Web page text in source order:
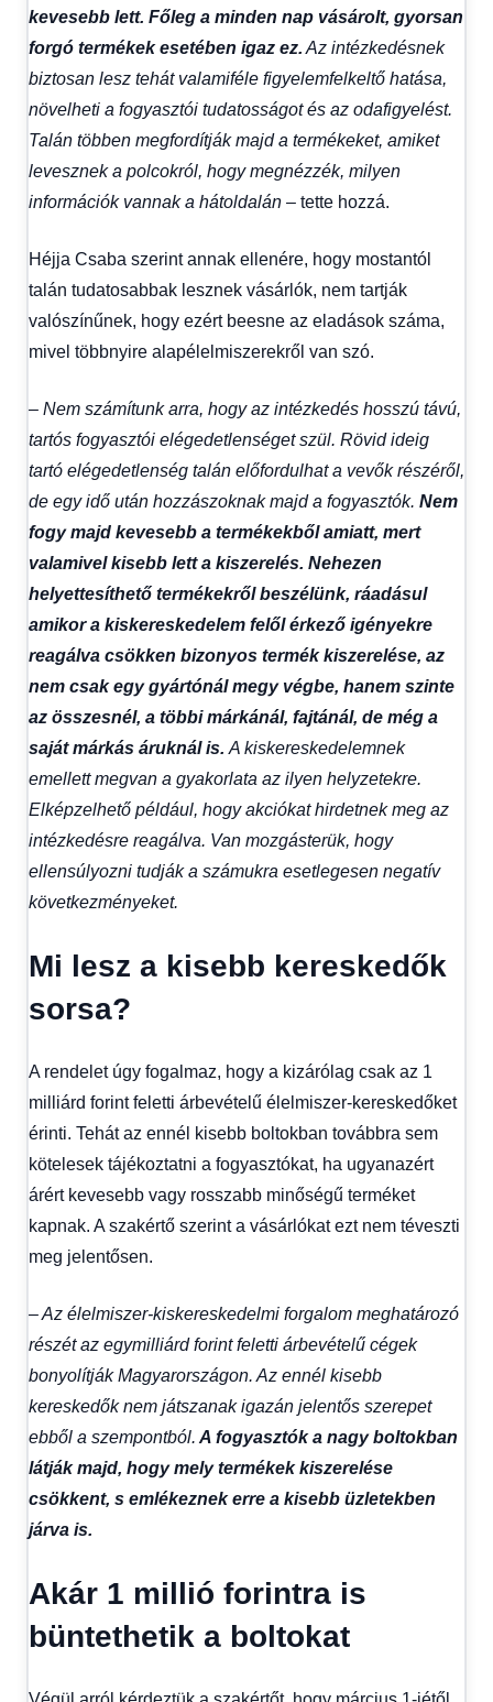
kevesebb lett. Főleg a minden nap vásárolt, gyorsan
forgó termékek esetében igaz ez. Az intézkedésnek
biztosan lesz tehát valamiféle figyelemfelkeltő hatása,
növelheti a fogyasztói tudatosságot és az odafigyelést.
Talán többen megfordítják majd a termékeket, amiket
levesznek a polcokról, hogy megnézzék, milyen
információk vannak a hátoldalán – tette hozzá.
Héjja Csaba szerint annak ellenére, hogy mostantól
talán tudatosabbak lesznek vásárlók, nem tartják
valószínűnek, hogy ezért beesne az eladások száma,
mivel többnyire alapélelmiszerekről van szó.
– Nem számítunk arra, hogy az intézkedés hosszú távú,
tartós fogyasztói elégedetlenséget szül. Rövid ideig
tartó elégedetlenség talán előfordulhat a vevők részéről,
de egy idő után hozzászoknak majd a fogyasztók. Nem
fogy majd kevesebb a termékekből amiatt, mert
valamivel kisebb lett a kiszerelés. Nehezen
helyettesíthető termékekről beszélünk, ráadásul
amikor a kiskereskedelem felől érkező igényekre
reagálva csökken bizonyos termék kiszerelése, az
nem csak egy gyártónál megy végbe, hanem szinte
az összesnél, a többi márkánál, fajtánál, de még a
saját márkás áruknál is. A kiskereskedelemnek
emellett megvan a gyakorlata az ilyen helyzetekre.
Elképzelhető például, hogy akciókat hirdetnek meg az
intézkedésre reagálva. Van mozgásterük, hogy
ellensúlyozni tudják a számukra esetlegesen negatív
következményeket.
Mi lesz a kisebb kereskedők
sorsa?
A rendelet úgy fogalmaz, hogy a kizárólag csak az 1
milliárd forint feletti árbevételű élelmiszer-kereskedőket
érinti. Tehát az ennél kisebb boltokban továbbra sem
kötelesek tájékoztatni a fogyasztókat, ha ugyanazért
árért kevesebb vagy rosszabb minőségű terméket
kapnak. A szakértő szerint a vásárlókat ezt nem téveszti
meg jelentősen.
– Az élelmiszer-kiskereskedelmi forgalom meghatározó
részét az egymilliárd forint feletti árbevételű cégek
bonyolítják Magyarországon. Az ennél kisebb
kereskedők nem játszanak igazán jelentős szerepet
ebből a szempontból. A fogyasztók a nagy boltokban
látják majd, hogy mely termékek kiszerelése
csökkent, s emlékeznek erre a kisebb üzletekben
járva is.
Akár 1 millió forintra is
büntethetik a boltokat